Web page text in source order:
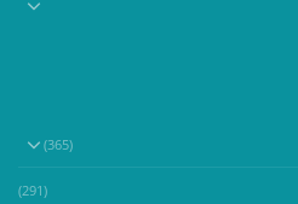
(365)
(291)